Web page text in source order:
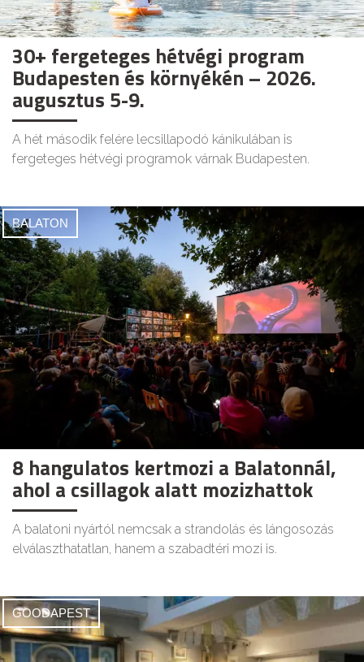
30+ fergeteges hétvégi program
Budapesten és környékén – 2026.
augusztus 5-9.
A hét második felére lecsillapodó kánikulában is
fergeteges hétvégi programok várnak Budapesten.
BALATON
8 hangulatos kertmozi a Balatonnál,
ahol a csillagok alatt mozizhattok
A balatoni nyártól nemcsak a strandolás és lángosozás
elválaszthatatlan, hanem a szabadtéri mozi is.
GOODAPEST